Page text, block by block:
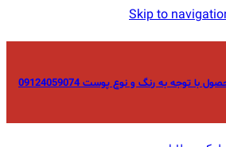
Skip to
توجه به رنگ و نوع پوست 09124059074